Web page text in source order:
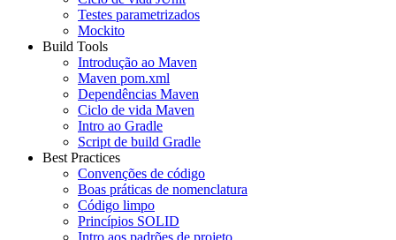
Testes parametrizados
Mockito
Build Tools
Introdução ao Maven
Maven pom.xml
Dependências Maven
Ciclo de vida Maven
Intro ao Gradle
Script de build Gradle
Best Practices
Convenções de código
Boas práticas de nomenclatura
Código limpo
Princípios SOLID
Intro aos padrões de projeto